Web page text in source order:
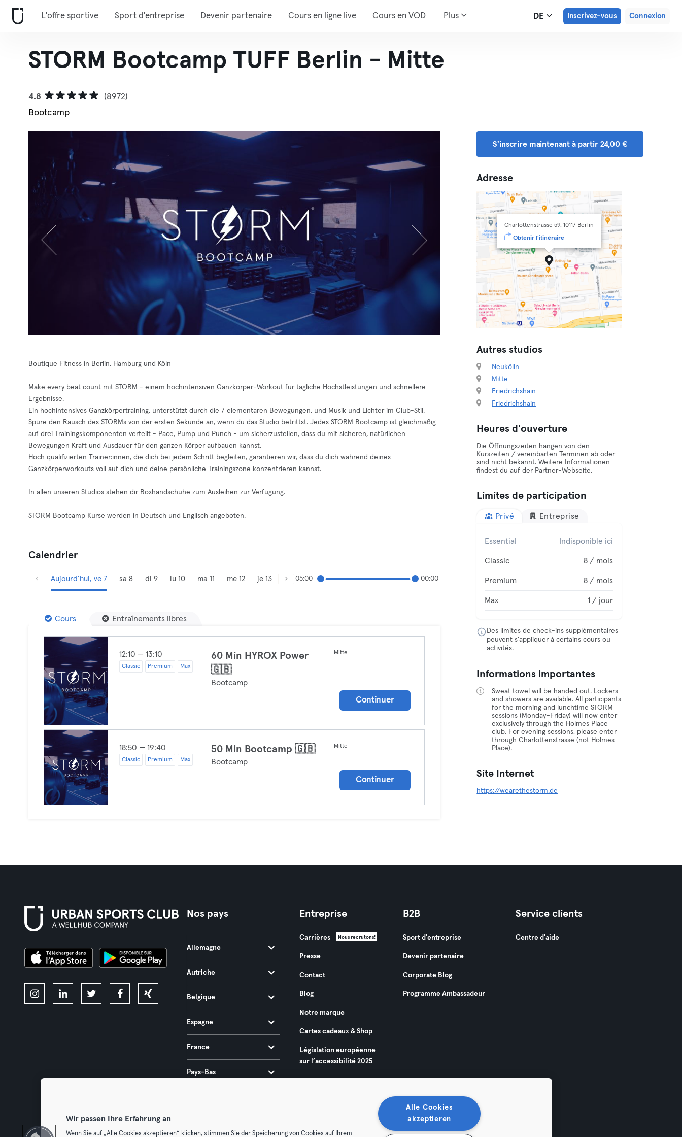
L'offre sportive Sport d'entreprise Devenir partenaire Cours en ligne live Cours en VOD Plus DE Inscrivez-vous Connexion
STORM Bootcamp TUFF Berlin - Mitte
4.8
(8972)
Bootcamp
Boutique Fitness in Berlin, Hamburg und Köln
Make every beat count mit STORM - einem hochintensiven Ganzkörper-Workout für tägliche Höchstleistungen und schnellere
Ergebnisse.
Ein hochintensives Ganzkörpertraining, unterstützt durch die 7 elementaren Bewegungen, und Musik und Lichter im Club-Stil.
Spüre den Rausch des STORMs von der ersten Sekunde an, wenn du das Studio betrittst. Jedes STORM Bootcamp ist gleichmäßig
auf drei Trainingskomponenten verteilt - Pace, Pump und Punch - um sicherzustellen, dass du mit sicheren, natürlichen
Bewegungen Kraft und Ausdauer für den ganzen Körper aufbauen kannst.
Hoch qualifizierten Trainer:innen, die dich bei jedem Schritt begleiten, garantieren wir, dass du dich während deines
Ganzkörperworkouts voll auf dich und deine persönliche Trainingszone konzentrieren kannst.
In allen unseren Studios stehen dir Boxhandschuhe zum Ausleihen zur Verfügung.
STORM Bootcamp Kurse werden in Deutsch und Englisch angeboten.
Calendrier
Aujourd’hui, ve 7 sa 8 di 9 lu 10 ma 11 me 12 je 13 05:00 00:00
Cours Entraînements libres
12:10 — 13:10
Classic Premium Max
60 Min HYROX Power
🇬🇧
Bootcamp
Mitte
Continuer
18:50 — 19:40
Classic Premium Max
50 Min Bootcamp 🇬🇧
Bootcamp
Mitte
Continuer
S'inscrire maintenant à partir 24,00 €
Adresse
Charlottenstrasse 59, 10117 Berlin
Obtenir l'itinéraire
Autres studios
Neukölln
Mitte
Friedrichshain
Friedrichshain
Heures d'ouverture
Die Öffnungszeiten hängen von den
Kurszeiten / vereinbarten Terminen ab oder
sind nicht bekannt. Weitere Informationen
findest du auf der Partner-Webseite.
Limites de participation
Privé Entreprise
Essential Indisponible ici
Classic 8 / mois
Premium 8 / mois
Max 1 / jour
Des limites de check-ins supplémentaires
peuvent s'appliquer à certains cours ou
activités.
Informations importantes
Sweat towel will be handed out. Lockers
and showers are available. All participants
for the morning and lunchtime STORM
sessions (Monday–Friday) will now enter
exclusively through the Holmes Place
club. For evening sessions, please enter
through Charlottenstrasse (not Holmes
Place).
Site Internet
https://wearethestorm.de
Nos pays
Allemagne
Autriche
Belgique
Espagne
France
Pays-Bas
Entreprise
Carrières Nous recrutons!
Presse
Contact
Blog
Notre marque
Cartes cadeaux & Shop
Législation européenne
sur l’accessibilité 2025
B2B
Sport d'entreprise
Devenir partenaire
Corporate Blog
Programme Ambassadeur
Service clients
Centre d'aide
Wir passen Ihre Erfahrung an
Wenn Sie auf „Alle Cookies akzeptieren“ klicken, stimmen Sie der Speicherung von Cookies auf Ihrem
Alle Cookies
akzeptieren